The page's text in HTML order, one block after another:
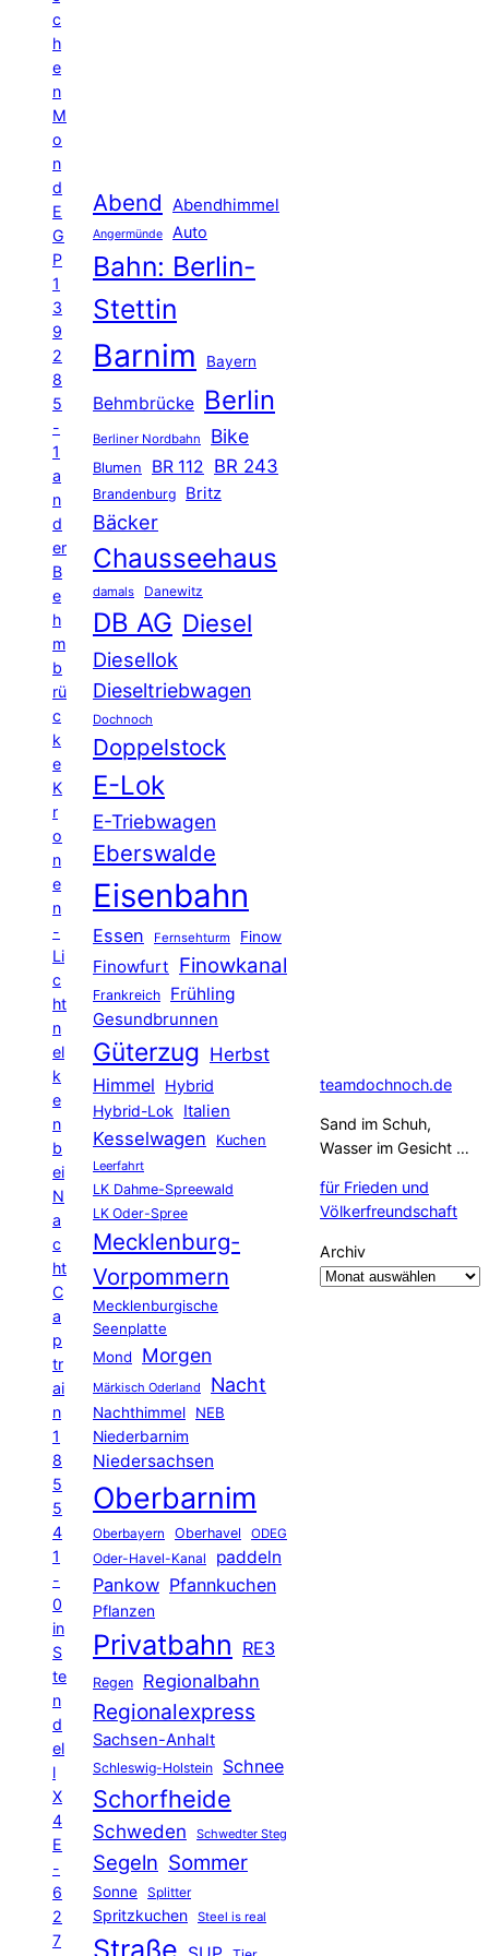
c
h
e
n
M
o
n
d
E
G
P
1
3
9
2
8
5
-
1
a
n
d
er
B
e
h
m
b
rü
c
k
e
K
r
o
n
e
n
-
Li
c
ht
n
el
k
e
n
b
ei
N
a
c
ht
C
a
p
tr
ai
n
1
8
5
5
4
1
-
0
in
S
te
n
d
el
l
X
4
E
-
6
2
7
Abend Abendhimmel
Angermünde Auto
Bahn: Berlin-
Stettin
Barnim Bayern
Behmbrücke Berlin
Berliner Nordbahn Bike
Blumen BR 112 BR 243
Brandenburg Britz
Bäcker
Chausseehaus
damals Danewitz
DB AG Diesel
Diesellok
Dieseltriebwagen
Dochnoch
Doppelstock
E-Lok
E-Triebwagen
Eberswalde
Eisenbahn
Essen Fernsehturm Finow
Finowfurt Finowkanal
Frankreich Frühling
Gesundbrunnen
Güterzug Herbst
Himmel
Hybrid
Hybrid-Lok Italien
Kesselwagen Kuchen
Leerfahrt
LK Dahme-Spreewald
LK Oder-Spree
Mecklenburg-
Vorpommern
Mecklenburgische
Seenplatte
Mond
Morgen
Märkisch Oderland Nacht
Nachthimmel
NEB
Niederbarnim
Niedersachsen
Oberbarnim
Oberbayern Oberhavel ODEG
Oder-Havel-Kanal paddeln
Pankow Pfannkuchen
Pflanzen
Privatbahn RE3
Regen Regionalbahn
Regionalexpress
Sachsen-Anhalt
Schleswig-Holstein Schnee
Schorfheide
Schweden Schwedter Steg
Segeln Sommer
Sonne Splitter
Spritzkuchen Steel is real
teamdochnoch.de
Sand im Schuh,
Wasser im Gesicht …
für Frieden und
Völkerfreundschaft
Archiv